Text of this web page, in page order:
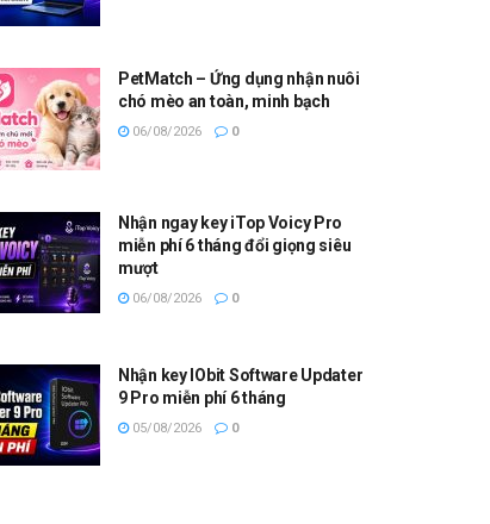
PetMatch – Ứng dụng nhận nuôi
chó mèo an toàn, minh bạch
06/08/2026 0
Nhận ngay key iTop Voicy Pro
miễn phí 6 tháng đổi giọng siêu
mượt
06/08/2026 0
Nhận key IObit Software Updater
9 Pro miễn phí 6 tháng
05/08/2026 0